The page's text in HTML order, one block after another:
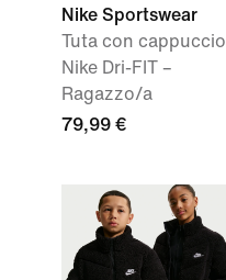
Nike Sportswear
Tuta con cappuccio
Nike Dri-FIT –
Ragazzo/a
79,99 €